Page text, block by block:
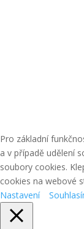
Pro základní
a v případě udělení
soubory cookies.
cookies na webové
Nastavení